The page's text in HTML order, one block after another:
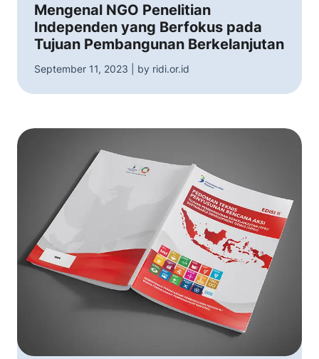
Mengenal NGO Penelitian
Independen yang Berfokus pada
Tujuan Pembangunan Berkelanjutan
September 11, 2023 | by ridi.or.id